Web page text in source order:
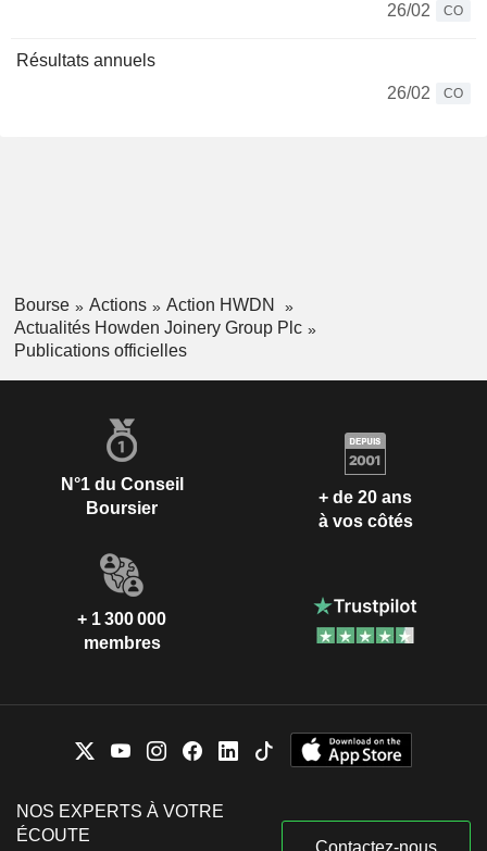
26/02
CO
Résultats annuels
26/02
CO
Bourse Actions
Action HWDN
Actualités Howden Joinery Group Plc
Publications officielles
N°1 du Conseil
Boursier
+ de 20 ans
à vos côtés
+ 1 300 000
membres
NOS EXPERTS À VOTRE
ÉCOUTE
Contactez-nous